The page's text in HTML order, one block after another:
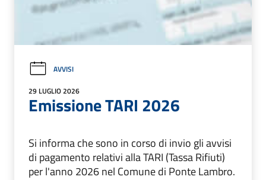
AVVISI
29 LUGLIO 2026
Emissione TARI 2026
Si informa che sono in corso di invio gli avvisi
di pagamento relativi alla TARI (Tassa Rifiuti)
per l'anno 2026 nel Comune di Ponte Lambro.